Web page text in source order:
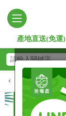
產地直送(免運)
熱銷排行
Slide 2 of 4